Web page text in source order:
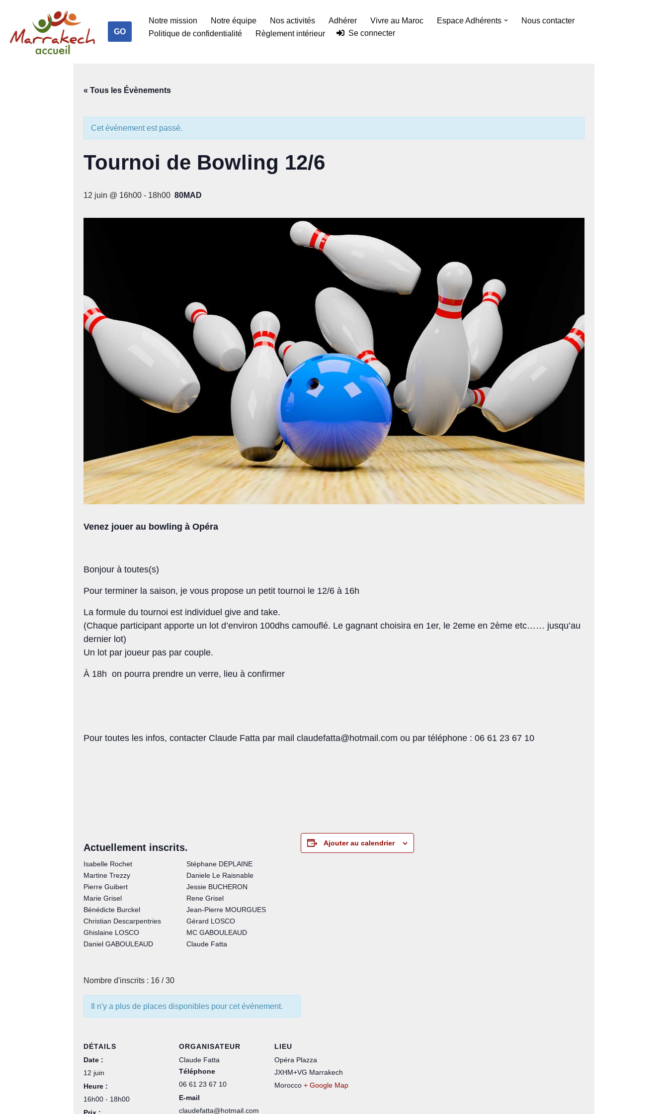
Aller
au
contenu
GO
Notre mission Notre équipe Nos activités Adhérer Vivre au Maroc Espace Adhérents
Nous contacter
Politique de confidentialité
Règlement intérieur Se connecter
« Tous les Évènements
Cet évènement est passé.
Tournoi de Bowling 12/6
12 juin @ 16h00 - 18h00 80MAD
Venez jouer au bowling à Opéra
Bonjour à toutes(s)
Pour terminer la saison, je vous propose un petit tournoi le 12/6 à 16h
La formule du tournoi est individuel give and take.
(Chaque participant apporte un lot d’environ 100dhs camouflé. Le gagnant choisira en 1er, le 2eme en 2ème etc…… jusqu’au
dernier lot)
Un lot par joueur pas par couple.
À 18h on pourra prendre un verre, lieu à confirmer
Pour toutes les infos, contacter Claude Fatta par mail claudefatta@hotmail.com ou par téléphone : 06 61 23 67 10
Actuellement inscrits.
Isabelle Rochet
Martine Trezzy
Pierre Guibert
Marie Grisel
Bénédicte Burckel
Christian Descarpentries
Ghislaine LOSCO
Daniel GABOULEAUD
Stéphane DEPLAINE
Daniele Le Raisnable
Jessie BUCHERON
Rene Grisel
Jean-Pierre MOURGUES
Gérard LOSCO
MC GABOULEAUD
Claude Fatta
Nombre d'inscrits : 16 / 30
Il n'y a plus de places disponibles pour cet évènement.
Ajouter au calendrier
DÉTAILS
Date :
12 juin
Heure :
16h00 - 18h00
ORGANISATEUR
Claude Fatta
Téléphone
06 61 23 67 10
E-mail
claudefatta@hotmail.com
LIEU
Opéra Plazza
JXHM+VG Marrakech
Morocco + Google Map